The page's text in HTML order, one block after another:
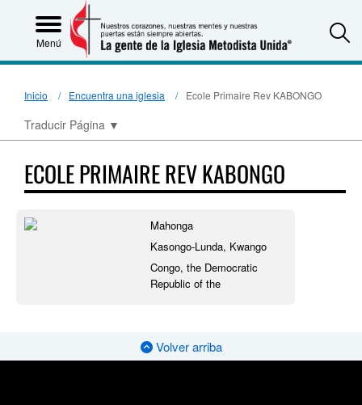
Menú
Inicio Encuentra una iglesia Ecole Primaire Rev KABONGO
Traducir Página ▼
ECOLE PRIMAIRE REV KABONGO
Mahonga
Kasongo-Lunda, Kwango
Congo, the Democratic
Republic of the
Volver arriba